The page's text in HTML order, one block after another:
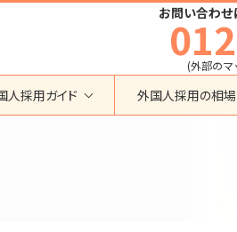
お問い合わ
(外部の
人採用ガイド 外国人採用の相